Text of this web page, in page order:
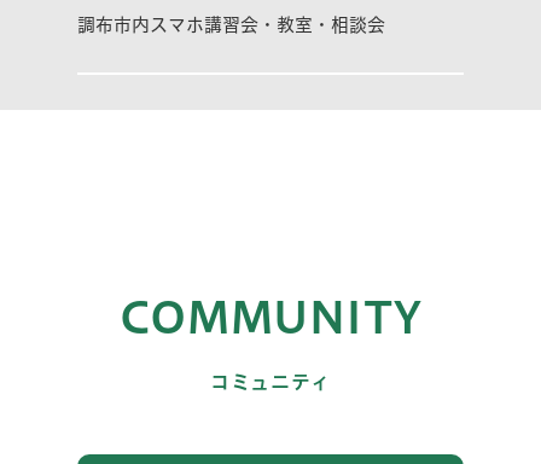
調布市内スマホ講習会・教室・相談会
COMMUNITY
コミュニティ